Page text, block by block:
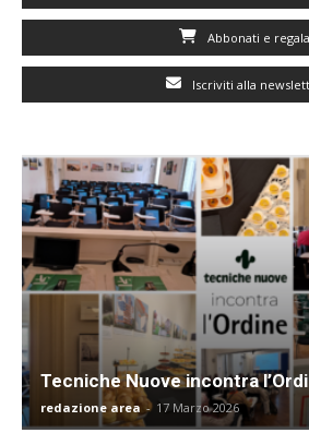
Abbonati e regala
Iscriviti alla
Tecniche Nuove incontra
redazione area - 17 Marzo 2026